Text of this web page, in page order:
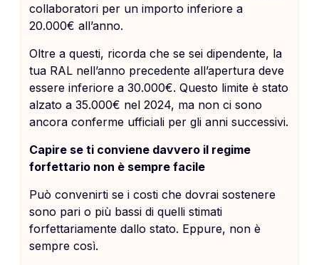
collaboratori per un importo inferiore a
20.000€ all’anno.
Oltre a questi, ricorda che se sei dipendente, la
tua RAL nell’anno precedente all’apertura deve
essere inferiore a 30.000€. Questo limite è stato
alzato a 35.000€ nel 2024, ma non ci sono
ancora conferme ufficiali per gli anni successivi.
Capire se ti conviene davvero il regime
forfettario non è sempre facile
Può convenirti se i costi che dovrai sostenere
sono pari o più bassi di quelli stimati
forfettariamente dallo stato. Eppure, non è
sempre così.